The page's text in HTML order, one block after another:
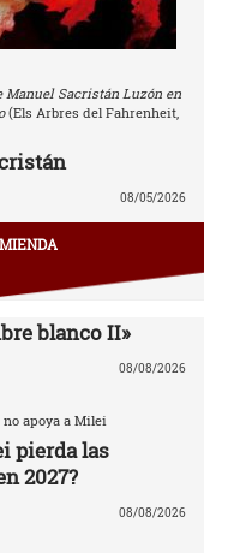
Manuel Sacristán Luzón en
(Els Arbres del Fahrenheit,
08/05/2026
blanco II»
08/08/2026
apoya a Milei
pierda las
2027?
08/08/2026